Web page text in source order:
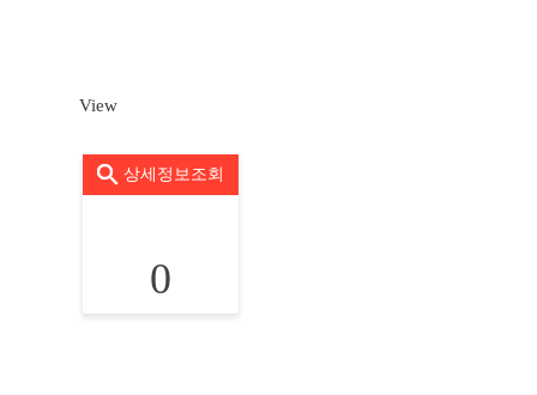
View
상세정보조회
0